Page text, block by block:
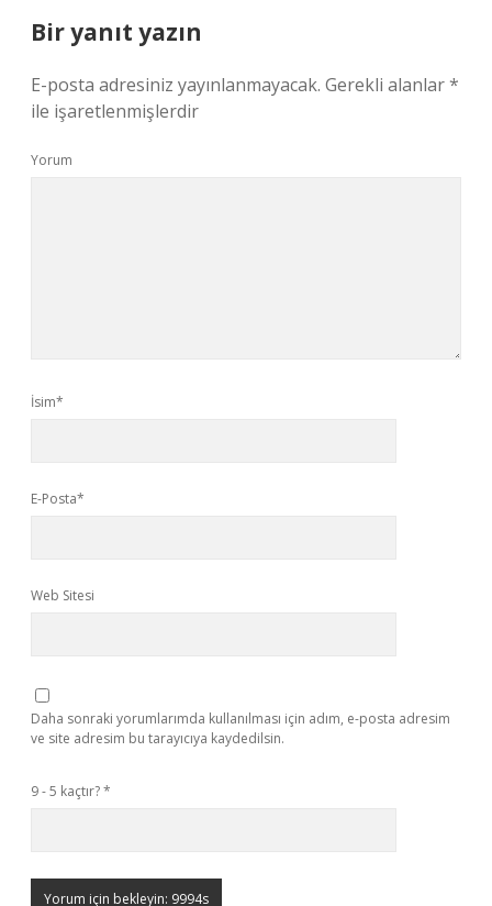
Bir yanıt yazın
E-posta adresiniz yayınlanmayacak. Gerekli alanlar*
ile işaretlenmişlerdir
Yorum
İsim*
E-Posta*
Web Sitesi
Daha sonraki yorumlarımda kullanılması için adım, e-posta adresim
ve site adresim bu tarayıcıya kaydedilsin.
9 - 5 kaçtır?*